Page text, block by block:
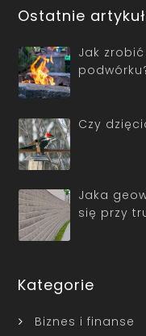
Ostatnie
Jak
Czy
Jaka
się przy
Kategorie
Biznes i finanse